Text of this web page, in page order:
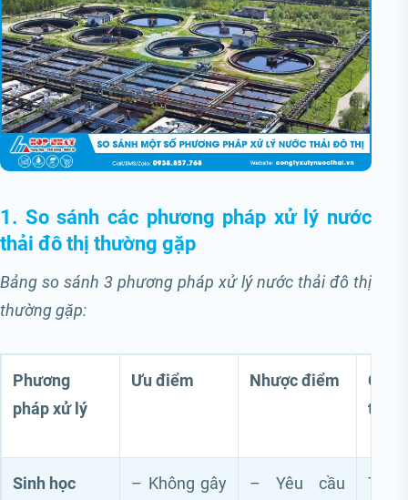
1. So sánh các phương pháp xử lý nước
thải đô thị thường gặp
Bảng so sánh 3 phương pháp xử lý nước thải đô thị
thường gặp:
Phương
pháp xử lý
Ưu điểm Nhược điểm
Chi
tư
Sinh học
– Không gây
– Yêu cầu
Thấp